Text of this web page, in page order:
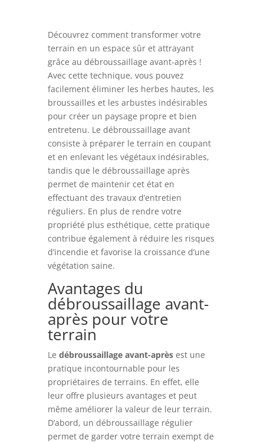
Découvrez comment transformer votre
terrain en un espace sûr et attrayant
grâce au débroussaillage avant-après !
Avec cette technique, vous pouvez
facilement éliminer les herbes hautes, les
broussailles et les arbustes indésirables
pour créer un paysage propre et bien
entretenu. Le débroussaillage avant
consiste à préparer le terrain en coupant
et en enlevant les végétaux indésirables,
tandis que le débroussaillage après
permet de maintenir cet état en
effectuant des travaux d’entretien
réguliers. En plus de rendre votre
propriété plus esthétique, cette pratique
contribue également à réduire les risques
d’incendie et favorise la croissance d’une
végétation saine.
Avantages du
débroussaillage avant-
après pour votre
terrain
Le débroussaillage avant-aprèsest une
pratique incontournable pour les
propriétaires de terrains. En effet, elle
leur offre plusieurs avantages et peut
même améliorer la valeur de leur terrain.
D’abord, un débroussaillage régulier
permet de garder votre terrain exempt de